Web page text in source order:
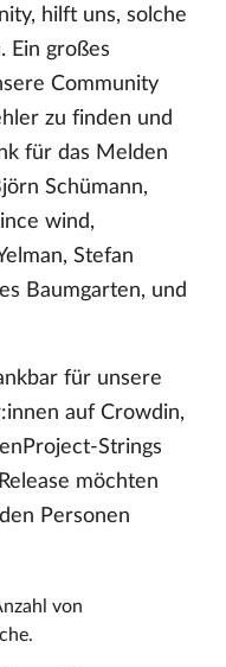
hilft uns, solche
Ein großes
Community
zu finden und
für das Melden
Schümann,
wind,
Stefan
Baumgarten, und
für unsere
auf Crowdin,
Strings
möchten
Personen
von